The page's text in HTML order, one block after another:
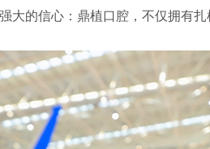
大的信心：鼎植口腔，不仅拥有